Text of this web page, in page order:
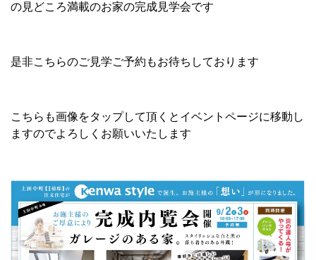
の見どころ満載のお家の完成見学会です
是非こちらのご見学ご予約もお待ちしております
こちらも画像をタップして頂くとイベントページに移動し
ますのでよろしくお願いいたします